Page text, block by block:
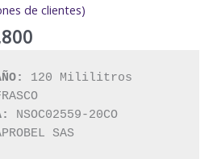
de clientes)
NSOC02559-20CO
SAS